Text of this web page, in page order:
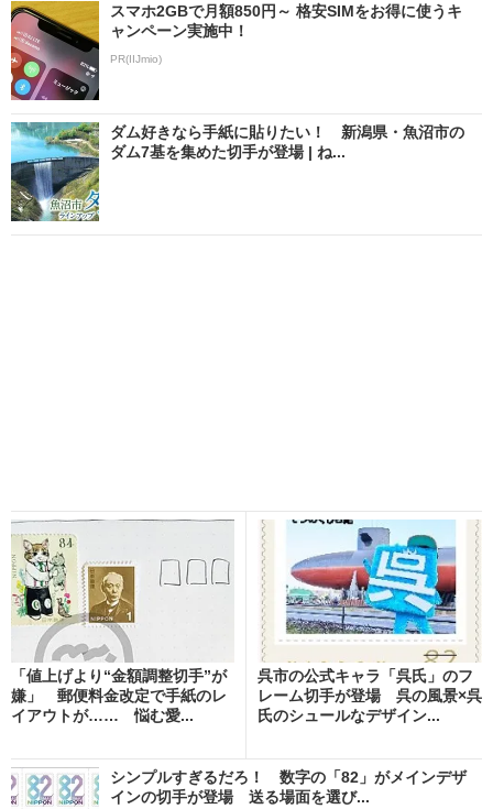
スマホ2GBで月額850円～ 格安SIMをお得に使うキ
ャンペーン実施中！
PR(IIJmio)
ダム好きなら手紙に貼りたい！ 新潟県・魚沼市の
ダム7基を集めた切手が登場 | ね...
「値上げより“金額調整切手”が
嫌」 郵便料金改定で手紙のレ
イアウトが…… 悩む愛...
呉市の公式キャラ「呉氏」のフ
レーム切手が登場 呉の風景×呉
氏のシュールなデザイン...
シンプルすぎるだろ！ 数字の「82」がメインデザ
インの切手が登場 送る場面を選び...